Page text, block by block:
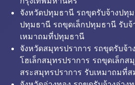
จังหวัดปทุมธานี รถขุดรับจ้างปทุ
ปทุมธานี รถขุดเล็กปทุมธานี รับ
เหมาถมที่ปทุมธานี
จังหวัดสมุทรปราการ รถขุดรับจ้
โฮเล็กสมุทรปราการ รถขุดเล็กส
สระสมุทรปราการ รับเหมาถมที่ส